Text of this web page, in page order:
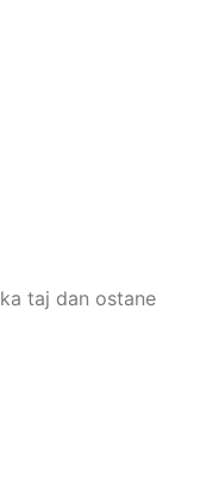
taj dan ostane